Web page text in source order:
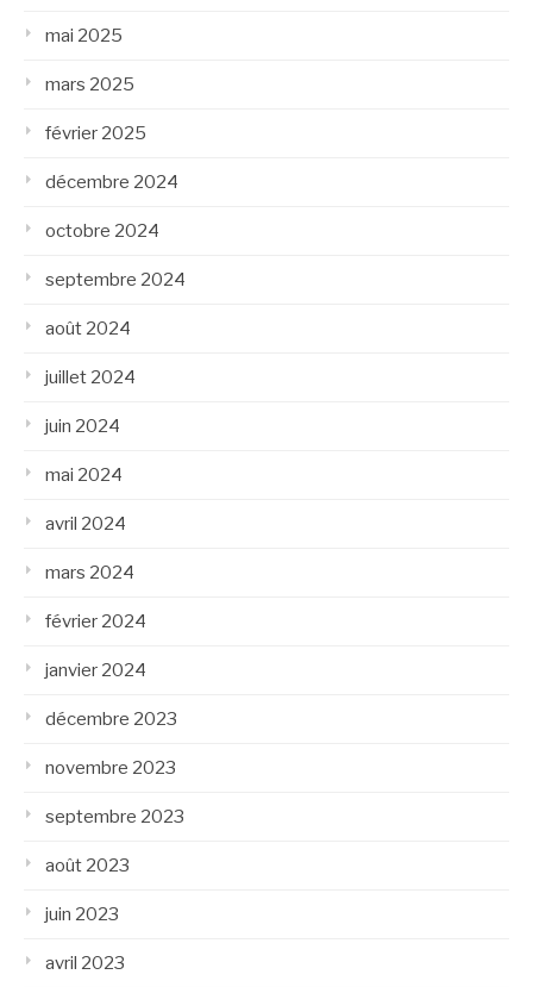
mai 2025
mars 2025
février 2025
décembre 2024
octobre 2024
septembre 2024
août 2024
juillet 2024
juin 2024
mai 2024
avril 2024
mars 2024
février 2024
janvier 2024
décembre 2023
novembre 2023
septembre 2023
août 2023
juin 2023
avril 2023